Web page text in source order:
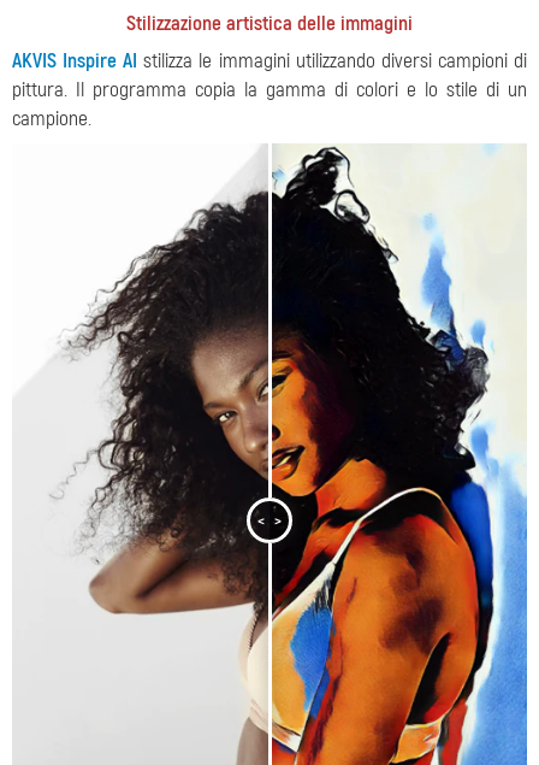
Stilizzazione artistica delle immagini
AKVIS Inspire AI stilizza le immagini utilizzando diversi campioni di
pittura. Il programma copia la gamma di colori e lo stile di un
campione.
< >